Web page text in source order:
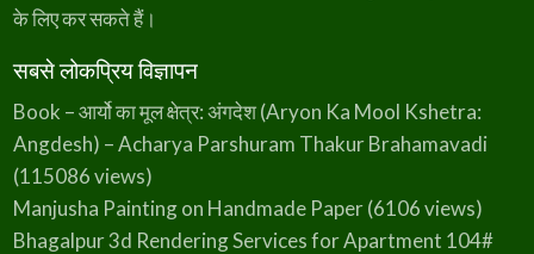
के लिए कर सकते हैं।
सबसे लोकप्रिय विज्ञापन
Book – आर्यो का मूल क्षेत्र: अंगदेश (Aryon Ka Mool Kshetra:
Angdesh) – Acharya Parshuram Thakur Brahamavadi
(115086 views)
Manjusha Painting on Handmade Paper(6106 views)
Bhagalpur 3d Rendering Services for Apartment 104#